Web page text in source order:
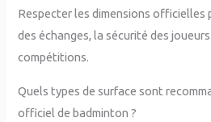
Respecter les dimensions officielles
des échanges, la sécurité des
compétitions.
Quels types de surface sont
officiel de badminton ?